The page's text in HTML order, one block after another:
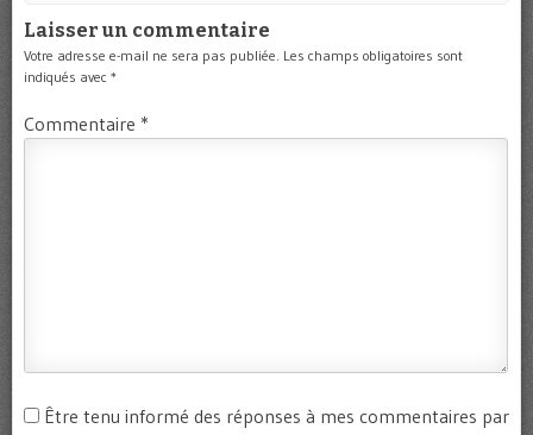
Laisser un commentaire
Votre adresse e-mail ne sera pas publiée. Les champs obligatoires sont
indiqués avec *
Commentaire *
Être tenu informé des réponses à mes commentaires par